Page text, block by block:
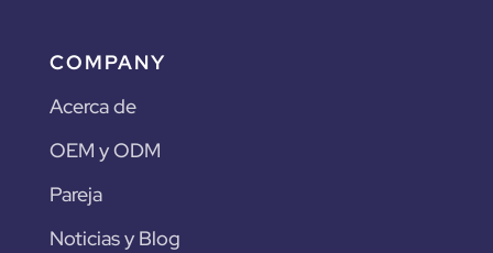
COMPANY
Acerca de
OEM y ODM
Pareja
Noticias y Blog